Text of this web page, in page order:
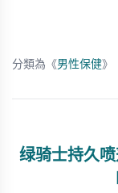
分類為《男性保健》
绿骑士持久